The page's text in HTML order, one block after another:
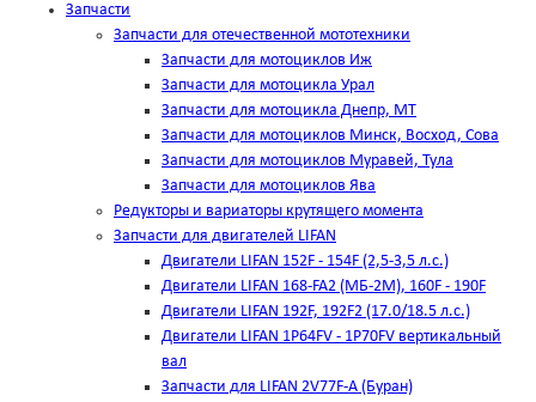
Запчасти
Запчасти для отечественной мототехники
Запчасти для мотоциклов Иж
Запчасти для мотоцикла Урал
Запчасти для мотоцикла Днепр, МТ
Запчасти для мотоциклов Минск, Восход, Сова
Запчасти для мотоциклов Муравей, Тула
Запчасти для мотоциклов Ява
Редукторы и вариаторы крутящего момента
Запчасти для двигателей LIFAN
Двигатели LIFAN 152F - 154F (2,5-3,5 л.с.)
Двигатели LIFAN 168-FA2 (МБ-2М), 160F - 190F
Двигатели LIFAN 192F, 192F2 (17.0/18.5 л.с.)
Двигатели LIFAN 1Р64FV - 1Р70FV вертикальный
вал
Запчасти для LIFAN 2V77F-A (Буран)